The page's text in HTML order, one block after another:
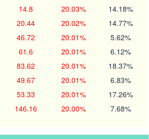
14.8 20.03% 14.18%
20.44 20.02% 14.77%
46.72 20.01% 5.62%
61.6 20.01% 6.12%
83.62 20.01% 18.37%
49.67 20.01% 6.83%
53.33 20.01% 17.26%
146.16 20.00% 7.68%